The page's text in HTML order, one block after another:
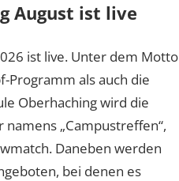
August ist live
ist live. Unter dem Motto
Programm als auch die
Oberhaching wird die
„Campustreffen“,
Daneben werden
bei denen es